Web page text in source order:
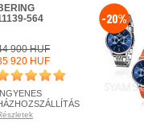
564
900 HUF
920 HUF
-20%